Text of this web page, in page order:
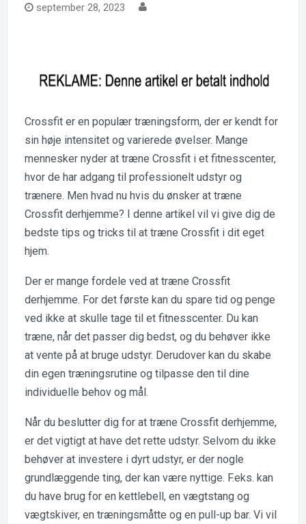
september 28, 2023
Crossfit er en populær træningsform, der er kendt for
sin høje intensitet og varierede øvelser. Mange
mennesker nyder at træne Crossfit i et fitnesscenter,
hvor de har adgang til professionelt udstyr og
trænere. Men hvad nu hvis du ønsker at træne
Crossfit derhjemme? I denne artikel vil vi give dig de
bedste tips og tricks til at træne Crossfit i dit eget
hjem.
Der er mange fordele ved at træne Crossfit
derhjemme. For det første kan du spare tid og penge
ved ikke at skulle tage til et fitnesscenter. Du kan
træne, når det passer dig bedst, og du behøver ikke
at vente på at bruge udstyr. Derudover kan du skabe
din egen træningsrutine og tilpasse den til dine
individuelle behov og mål.
Når du beslutter dig for at træne Crossfit derhjemme,
er det vigtigt at have det rette udstyr. Selvom du ikke
behøver at investere i dyrt udstyr, er der nogle
grundlæggende ting, der kan være nyttige. F.eks. kan
du have brug for en kettlebell, en vægtstang og
vægtskiver, en træningsmåtte og en pull-up bar. Vi vil